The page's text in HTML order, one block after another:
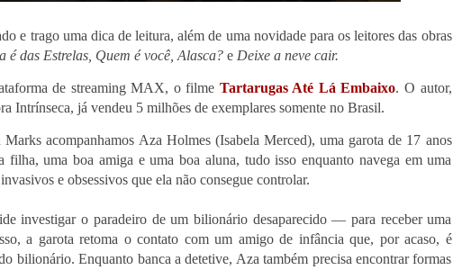
e trago uma dica de leitura, além de uma novidade para os leitores das obras
é das Estrelas, Quem é você, Alasca? eDeixe a neve cair.
de streaming MAX, o filme Tartarugas Até Lá Embaixo. O autor,
Intrínseca, já vendeu 5 milhões de exemplares somente no Brasil.
acompanhamos Aza Holmes (Isabela Merced), uma garota de 17 anos
filha, uma boa amiga e uma boa aluna, tudo isso enquanto navega em uma
e obsessivos que ela não consegue controlar.
investigar o paradeiro de um bilionário desaparecido — para receber uma
a garota retoma o contato com um amigo de infância que, por acaso, é
bilionário. Enquanto banca a detetive, Aza também precisa encontrar formas